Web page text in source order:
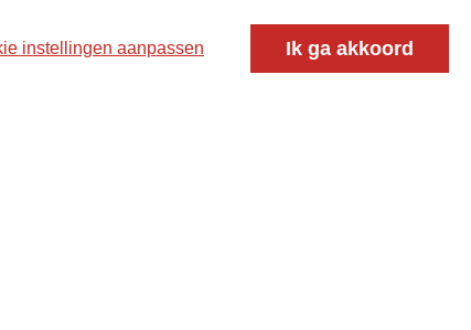
instellingen aanpassen Ik ga akkoord